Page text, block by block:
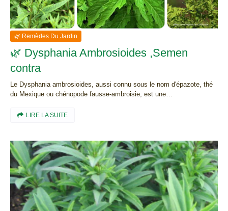
🌿 Remèdes Du Jardin
🌿 Dysphania Ambrosioides ,Semen
contra
Le Dysphania ambrosioides, aussi connu sous le nom d'épazote, thé
du Mexique ou chénopode fausse-ambroisie, est une…
LIRE LA SUITE